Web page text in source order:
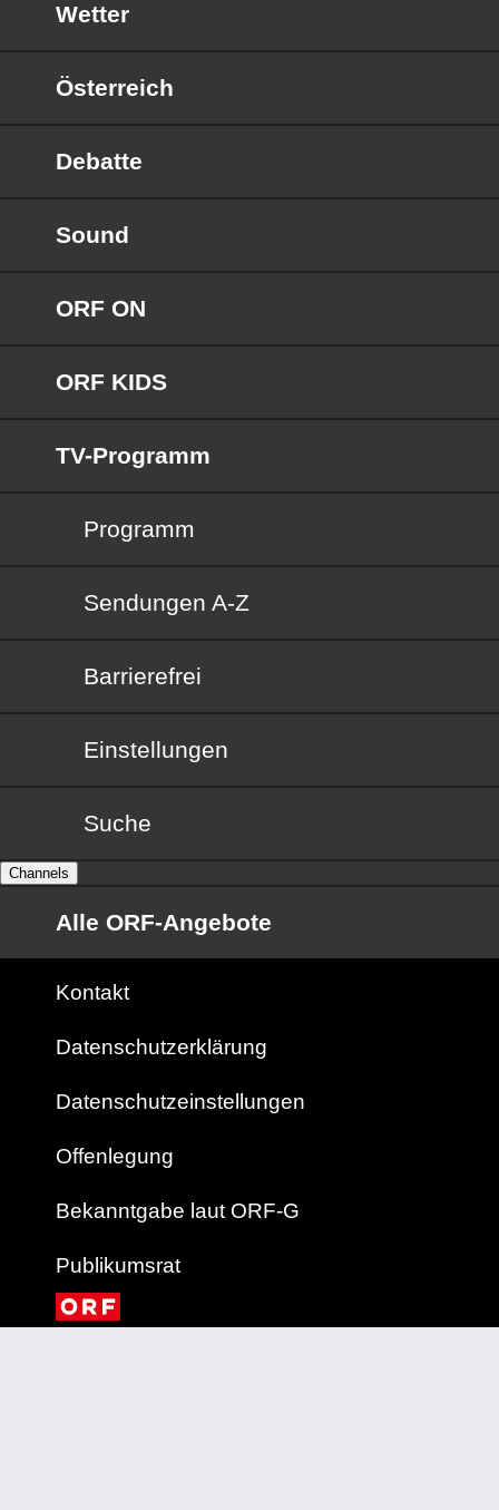
Wetter
Österreich
Debatte
Sound
ORF ON
ORF KIDS
TV-Programm
Programm
Sendungen von A bis Z
Sendungen A-Z
Barrierefrei
Barrierefrei
Einstellungen
Suche
Channels
Alle ORF-Angebote
Kontakt
Datenschutzerklärung
Datenschutzeinstellungen
Offenlegung
Bekanntgabe laut ORF-G
Publikumsrat